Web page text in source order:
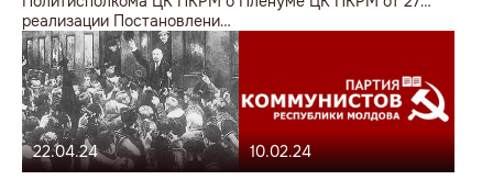
реализации Постановления
IX Пленума ЦК ПКРМ и об
отношении к референдуму
22.04.24
10.02.24